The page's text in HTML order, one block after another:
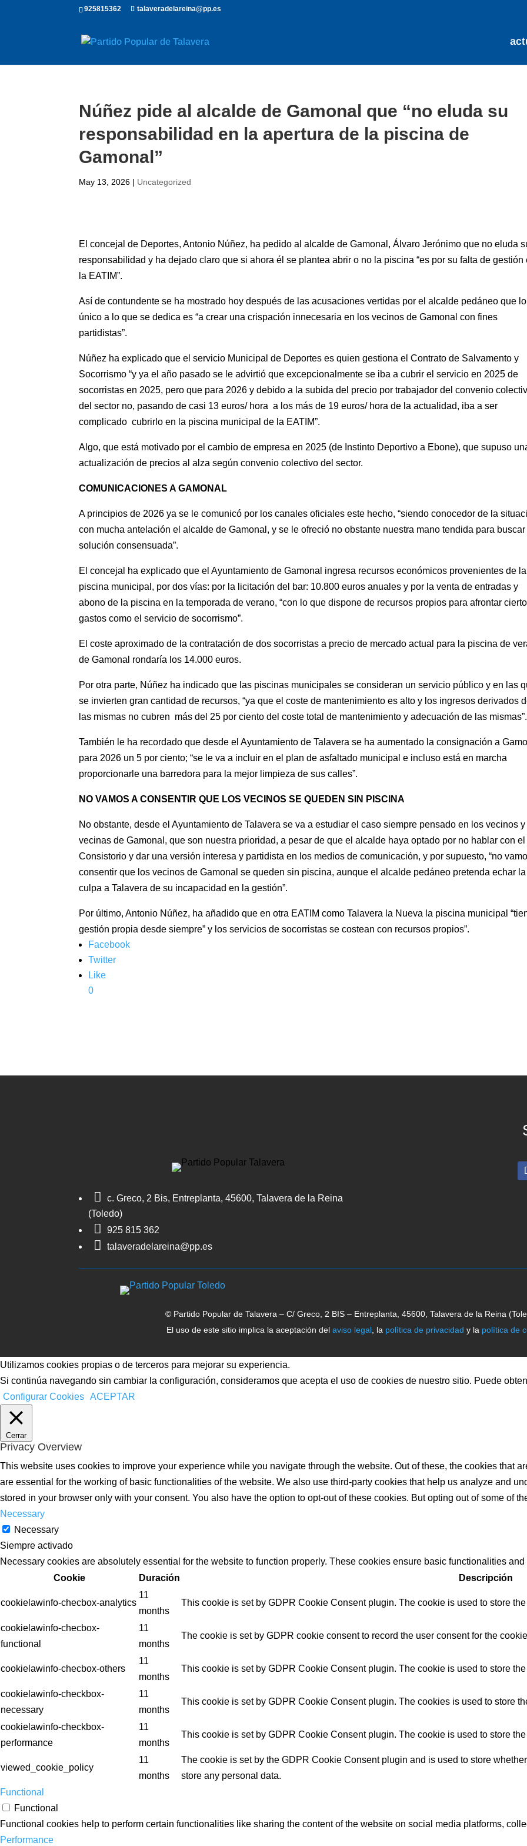
925815362 talaveradelareina@pp.es
Núñez pide al alcalde de Gamonal que “no eluda su
responsabilidad en la apertura de la piscina de
Gamonal”
May 13, 2026 | Uncategorized
El concejal de Deportes, Antonio Núñez, ha pedido al alcalde de Gamonal, Álvaro Jerónimo que no eluda
responsabilidad y ha dejado claro que si ahora él se plantea abrir o no la piscina “es por su falta de gestión
la EATIM”.
Así de contundente se ha mostrado hoy después de las acusaciones vertidas por el alcalde pedáneo que lo
único a lo que se dedica es “a crear una crispación innecesaria en los vecinos de Gamonal con fines
partidistas”.
Núñez ha explicado que el servicio Municipal de Deportes es quien gestiona el Contrato de Salvamento y
Socorrismo “y ya el año pasado se le advirtió que excepcionalmente se iba a cubrir el servicio en 2025 de
socorristas en 2025, pero que para 2026 y debido a la subida del precio por trabajador del convenio
del sector no, pasando de casi 13 euros/ hora a los más de 19 euros/ hora de la actualidad, iba a ser
complicado cubrirlo en la piscina municipal de la EATIM”.
Algo, que está motivado por el cambio de empresa en 2025 (de Instinto Deportivo a Ebone), que supuso
actualización de precios al alza según convenio colectivo del sector.
COMUNICACIONES A GAMONAL
A principios de 2026 ya se le comunicó por los canales oficiales este hecho, “siendo conocedor de la
con mucha antelación el alcalde de Gamonal, y se le ofreció no obstante nuestra mano tendida para buscar
solución consensuada”.
El concejal ha explicado que el Ayuntamiento de Gamonal ingresa recursos económicos provenientes de la
piscina municipal, por dos vías: por la licitación del bar: 10.800 euros anuales y por la venta de entradas y
abono de la piscina en la temporada de verano, “con lo que dispone de recursos propios para afrontar
gastos como el servicio de socorrismo”.
El coste aproximado de la contratación de dos socorristas a precio de mercado actual para la piscina de
de Gamonal rondaría los 14.000 euros.
Por otra parte, Núñez ha indicado que las piscinas municipales se consideran un servicio público y en las
se invierten gran cantidad de recursos, “ya que el coste de mantenimiento es alto y los ingresos derivados
las mismas no cubren más del 25 por ciento del coste total de mantenimiento y adecuación de las mismas”.
También le ha recordado que desde el Ayuntamiento de Talavera se ha aumentado la consignación a
para 2026 un 5 por ciento; “se le va a incluir en el plan de asfaltado municipal e incluso está en marcha
proporcionarle una barredora para la mejor limpieza de sus calles”.
NO VAMOS A CONSENTIR QUE LOS VECINOS SE QUEDEN SIN PISCINA
No obstante, desde el Ayuntamiento de Talavera se va a estudiar el caso siempre pensado en los vecinos y
vecinas de Gamonal, que son nuestra prioridad, a pesar de que el alcalde haya optado por no hablar con el
Consistorio y dar una versión interesa y partidista en los medios de comunicación, y por supuesto, “no
consentir que los vecinos de Gamonal se queden sin piscina, aunque el alcalde pedáneo pretenda echar la
culpa a Talavera de su incapacidad en la gestión”.
Por último, Antonio Núñez, ha añadido que en otra EATIM como Talavera la Nueva la piscina municipal
gestión propia desde siempre” y los servicios de socorristas se costean con recursos propios”.
Facebook
Twitter
Like
0

c. Greco, 2 Bis, Entreplanta, 45600, Talavera de la Reina
(Toledo)
 925 815 362
 talaveradelareina@pp.es
© Partido Popular de Talavera – C/ Greco, 2 BIS – Entreplanta, 45600, Talavera de la Reina
El uso de este sitio implica la aceptación del aviso legal , la política de privacidad y la política de
Utilizamos cookies propias o de terceros para mejorar su experiencia.
Si continúa navegando sin cambiar la configuración, consideramos que acepta el uso de cookies de nuestro sitio. Puede
Configurar Cookies ACEPTAR
Cerrar
Privacy Overview
This website uses cookies to improve your experience while you navigate through the website. Out of these, the cookies that
are essential for the working of basic functionalities of the website. We also use third-party cookies that help us analyze and
stored in your browser only with your consent. You also have the option to opt-out of these cookies. But opting out of some of
Necessary
Necessary
Siempre activado
Necessary cookies are absolutely essential for the website to function properly. These cookies ensure basic functionalities
Cookie
Duración Descripción
cookielawinfo-checbox-analytics
11
months
This cookie is set by GDPR Cookie Consent plugin. The cookie is used to store
cookielawinfo-checbox-
functional
11
months
The cookie is set by GDPR cookie consent to record the user consent for the
cookielawinfo-checbox-others
11
months
This cookie is set by GDPR Cookie Consent plugin. The cookie is used to store
cookielawinfo-checkbox-
necessary
11
months
This cookie is set by GDPR Cookie Consent plugin. The cookies is used to store
cookielawinfo-checkbox-
performance
11
months
This cookie is set by GDPR Cookie Consent plugin. The cookie is used to store
viewed_cookie_policy
11
months
The cookie is set by the GDPR Cookie Consent plugin and is used to store
store any personal data.
Functional
Functional
Functional cookies help to perform certain functionalities like sharing the content of the website on social media platforms,
Performance